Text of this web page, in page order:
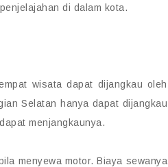
di dalam kota.
wisata dapat dijangkau oleh
Selatan hanya dapat dijangkau
menjangkaunya.
menyewa motor. Biaya sewanya